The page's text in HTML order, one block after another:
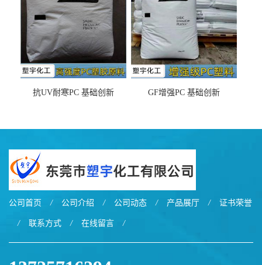
抗UV耐寒PC 基础创新
GF增强PC 基础创新
公司首页 / 公司介绍 / 公司动态 / 产品展厅 / 证书荣誉
/ 联系方式 / 在线留言 /